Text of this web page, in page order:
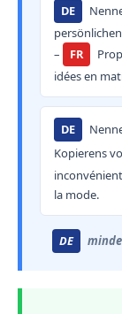
DE
–
FR
idées en
DE
Kopierens
la mode.
DE